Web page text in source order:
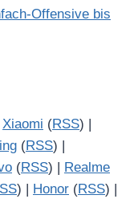
Offensive bis
Xiaomi (RSS) |
(RSS) |
(RSS) |
Realme
) | Honor (RSS) |